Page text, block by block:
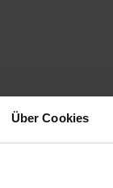
Über Cookies